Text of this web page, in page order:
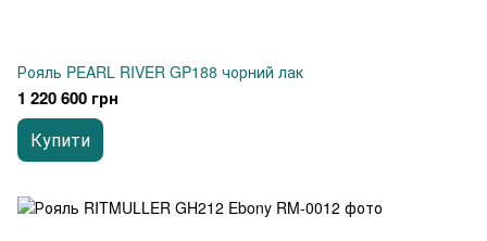
Рояль PEARL RIVER GP188 чорний лак
1 220 600 грн
Купити